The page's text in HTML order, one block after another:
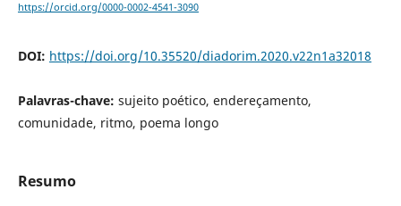
https://orcid.org/0000-0002-4541-3090
DOI: https://doi.org/10.35520/diadorim.2020.v22n1a32018
Palavras-chave: sujeito poético, endereçamento,
comunidade, ritmo, poema longo
Resumo